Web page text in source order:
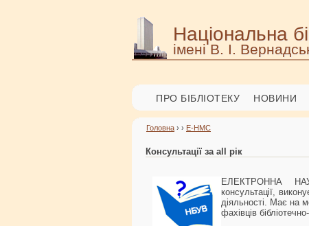
Національна
імені В. І.
ПРО БІБЛІОТЕКУ НОВИНИ
Головна › › Е-НМС
Консультації за all рік
ЕЛЕКТРОННА
консультації,
діяльності. Має на
фахівців